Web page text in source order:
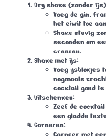
Dry shake (zonder ijs)
Voeg de gin,
het eiwit toe
Shake stevig
seconden om
creëren.
Shake met ijs:
Voeg ijsblokjes
nogmaals
cocktail goed te
Uitschenken:
Zeef de cocktail
een gladde
Garneren: